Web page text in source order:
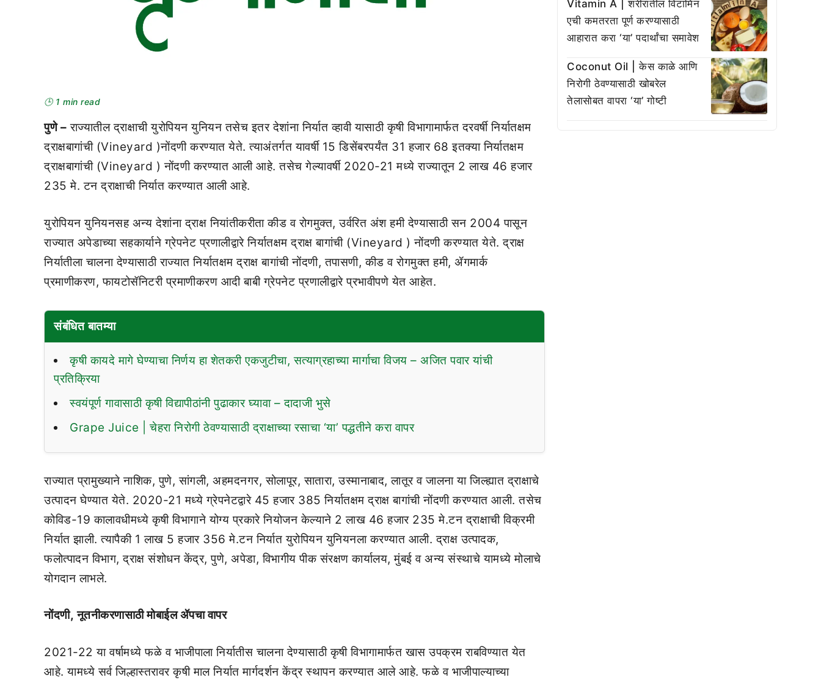
🕒 1 min read
पुणे – राज्यातील द्राक्षाची युरोपियन युनियन तसेच इतर देशांना निर्यात व्हावी यासाठी कृषी विभागामार्फत दरवर्षी निर्यातक्षम
द्राक्षबागांची (Vineyard )नोंदणी करण्यात येते. त्याअंतर्गत यावर्षी 15 डिसेंबरपर्यंत 31 हजार 68 इतक्या निर्यातक्षम
द्राक्षबागांची (Vineyard ) नोंदणी करण्यात आली आहे. तसेच गेल्यावर्षी 2020-21 मध्ये राज्यातून 2 लाख 46 हजार
235 मे. टन द्राक्षाची निर्यात करण्यात आली आहे.
युरोपियन युनियनसह अन्य देशांना द्राक्ष नियांतीकरीता कीड व रोगमुक्त, उर्वरित अंश हमी देण्यासाठी सन 2004 पासून
राज्यात अपेडाच्या सहकार्याने ग्रेपनेट प्रणालीद्वारे निर्यातक्षम द्राक्ष बागांची (Vineyard ) नोंदणी करण्यात येते. द्राक्ष
निर्यातीला चालना देण्यासाठी राज्यात निर्यातक्षम द्राक्ष बागांची नोंदणी, तपासणी, कीड व रोगमुक्त हमी, ॲगमार्क
प्रमाणीकरण, फायटोसॅनिटरी प्रमाणीकरण आदी बाबी ग्रेपनेट प्रणालीद्वारे प्रभावीपणे येत आहेत.
संबंधित बातम्या
कृषी कायदे मागे घेण्याचा निर्णय हा शेतकरी एकजुटीचा, सत्याग्रहाच्या मार्गाचा विजय – अजित पवार यांची
प्रतिक्रिया
स्वयंपूर्ण गावासाठी कृषी विद्यापीठांनी पुढाकार घ्यावा – दादाजी भुसे
Grape Juice | चेहरा निरोगी ठेवण्यासाठी द्राक्षाच्या रसाचा ‘या’ पद्धतीने करा वापर
राज्यात प्रामुख्याने नाशिक, पुणे, सांगली, अहमदनगर, सोलापूर, सातारा, उस्मानाबाद, लातूर व जालना या जिल्ह्यात द्राक्षाचे
उत्पादन घेण्यात येते. 2020-21 मध्ये ग्रेपनेटद्वारे 45 हजार 385 निर्यातक्षम द्राक्ष बागांची नोंदणी करण्यात आली. तसेच
कोविड-19 कालावधीमध्ये कृषी विभागाने योग्य प्रकारे नियोजन केल्याने 2 लाख 46 हजार 235 मे.टन द्राक्षाची विक्रमी
निर्यात झाली. त्यापैकी 1 लाख 5 हजार 356 मे.टन निर्यात युरोपियन युनियनला करण्यात आली. द्राक्ष उत्पादक,
फलोत्पादन विभाग, द्राक्ष संशोधन केंद्र, पुणे, अपेडा, विभागीय पीक संरक्षण कार्यालय, मुंबई व अन्य संस्थाचे यामध्ये मोलाचे
योगदान लाभले.
नोंदणी,नूतनीकरणासाठी मोबाईल ॲपचा वापर
2021-22 या वर्षामध्ये फळे व भाजीपाला निर्यातीस चालना देण्यासाठी कृषी विभागामार्फत खास उपक्रम राबविण्यात येत
आहे. यामध्ये सर्व जिल्हास्तरावर कृषी माल निर्यात मार्गदर्शन केंद्र स्थापन करण्यात आले आहे. फळे व भाजीपाल्याच्या
Vitamin A | शरीरातील विटामिन
एची कमतरता पूर्ण करण्यासाठी
आहारात करा ‘या’ पदार्थांचा समावेश
Coconut Oil | केस काळे आणि
निरोगी ठेवण्यासाठी खोबरेल
तेलासोबत वापरा ‘या’ गोष्टी